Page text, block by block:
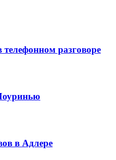
телефонном разговоре
в Адлере